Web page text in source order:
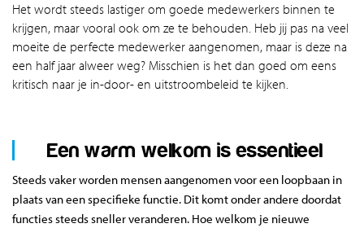
Het wordt steeds lastiger om goede medewerkers binnen te
krijgen, maar vooral ook om ze te behouden. Heb jij pas na veel
moeite de perfecte medewerker aangenomen, maar is deze na
een half jaar alweer weg? Misschien is het dan goed om eens
kritisch naar je in-door- en uitstroombeleid te kijken.
Een warm welkom is essentieel
Steeds vaker worden mensen aangenomen voor een loopbaan in
plaats van een specifieke functie. Dit komt onder andere doordat
functies steeds sneller veranderen. Hoe welkom je nieuwe